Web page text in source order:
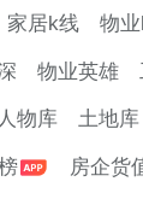
家居k线 物
物业英雄
人物库 土地库
房企货